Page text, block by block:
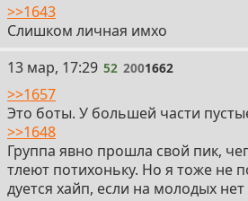
>>1643
Слишком личная имхо
52
13 мар, 17:29 52 2001662
>>1657
Это боты. У большей части
>>1648
Группа явно прошла свой пик,
тлеют потихоньку. Но я тоже не
дуется хайп, если на молодых